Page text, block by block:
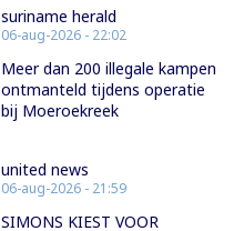
suriname herald
06-aug-2026 - 22:02
Meer dan 200 illegale kampen
ontmanteld tijdens operatie
bij Moeroekreek
united news
06-aug-2026 - 21:59
SIMONS KIEST VOOR